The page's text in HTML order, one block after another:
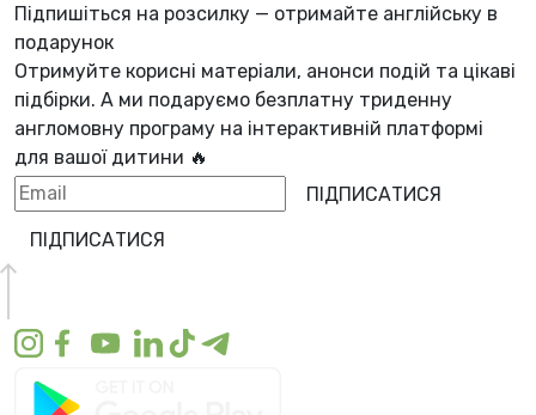
Підпишіться на розсилку — отримайте англійську в
подарунок
Отримуйте корисні матеріали, анонси подій та цікаві
підбірки. А ми подаруємо безплатну триденну
англомовну програму на інтерактивній платформі
для вашої дитини 🔥
ПІДПИСАТИСЯ
ПІДПИСАТИСЯ